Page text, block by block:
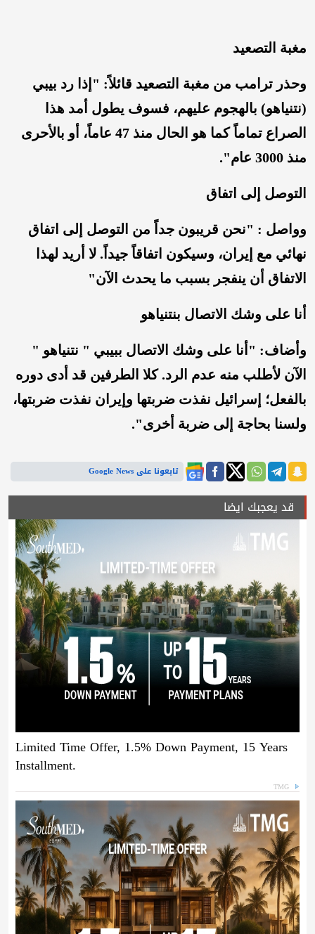
مغبة التصعيد
وحذر ترامب من مغبة التصعيد قائلاً: "إذا رد بيبي
(نتنياهو) بالهجوم عليهم، فسوف يطول أمد هذا
الصراع تماماً كما هو الحال منذ 47 عاماً، أو بالأحرى
منذ 3000 عام".
التوصل إلى اتفاق
وواصل : "نحن قريبون جداً من التوصل إلى اتفاق
نهائي مع إيران، وسيكون اتفاقاً جيداً. لا أريد لهذا
الاتفاق أن ينفجر بسبب ما يحدث الآن"
أنا على وشك الاتصال بنتنياهو
وأضاف: "أنا على وشك الاتصال ببيبي " نتنياهو "
الآن لأطلب منه عدم الرد. كلا الطرفين قد أدى دوره
بالفعل؛ إسرائيل نفذت ضربتها وإيران نفذت ضربتها،
ولسنا بحاجة إلى ضربة أخرى".
تابعونا على Google News
قد يعجبك ايضا
Limited Time Offer, 1.5% Down Payment, 15 Years
Installment.
TMG